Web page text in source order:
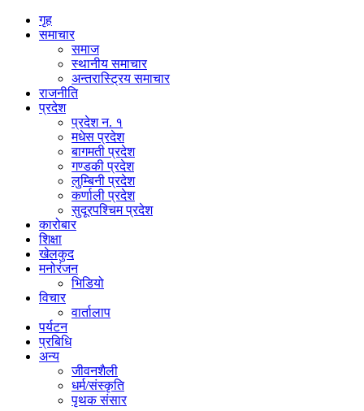
गृह
समाचार
समाज
स्थानीय समाचार
अन्तरास्ट्रिय समाचार
राजनीति
प्रदेश
प्रदेश न. १
मधेस प्रदेश
बागमती प्रदेश
गण्डकी प्रदेश
लुम्बिनी प्रदेश
कर्णाली प्रदेश
सुदूरपश्चिम प्रदेश
कारोबार
शिक्षा
खेलकुद
मनोरंजन
भिडियो
विचार
वार्तालाप
पर्यटन
प्रबिधि
अन्य
जीवनशैली
धर्म/संस्कृति
पृथक संसार